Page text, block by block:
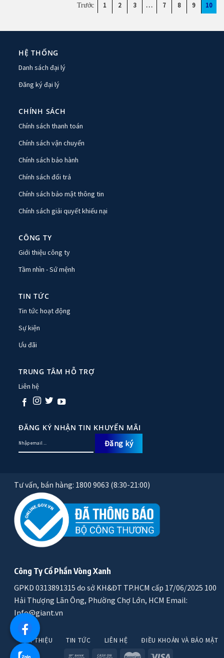
1 2 3 … 7 8 9 10
HỆ THỐNG
Danh sách đại lý
Đăng ký đại lý
CHÍNH SÁCH
Chính sách thanh toán
Chính sách vận chuyển
Chính sách bảo hành
Chính sách đổi trả
Chính sách bảo mật thông tin
Chính sách giải quyết khiếu nại
CÔNG TY
Giới thiệu công ty
Tầm nhìn - Sứ mệnh
TIN TỨC
Tin tức hoạt động
Sự kiện
Ưu đãi
TRUNG TÂM HỖ TRỢ
Liên hệ
ĐĂNG KÝ NHẬN TIN KHUYẾN MÃI
Tư vấn, bán hàng: 1800 9063 (8:30-21:00)
Công Ty Cổ Phần Vòng Xanh
GPKD 0313891315 do sở KH&ĐT TP.HCM cấp 17/06/2025 100
Hải Thượng Lãn Ông, Phường Chợ Lớn, HCM Email:
Info@giant.vn
GIỚI THIỆU TIN TỨC LIÊN HỆ ĐIỀU KHOẢN VÀ BẢO MẬT